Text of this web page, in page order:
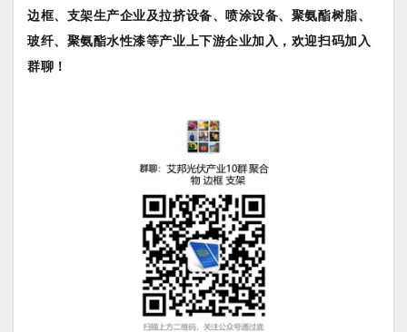
边框、支架生产企业及拉挤设备、喷涂设备、聚氨酯树脂、
玻纤、聚氨酯水性漆等产业上下游企业加入，欢迎扫码加入
群聊！